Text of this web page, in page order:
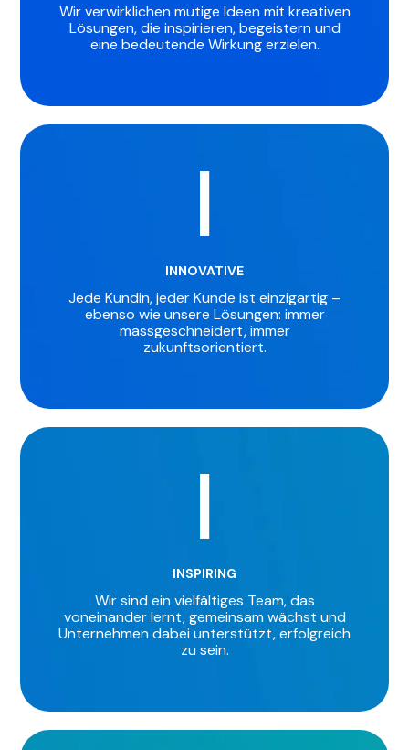
Wir verwirklichen mutige Ideen mit kreativen
Lösungen, die inspirieren, begeistern und
eine bedeutende Wirkung erzielen.
I
INNOVATIVE
Jede Kundin, jeder Kunde ist einzigartig –
ebenso wie unsere Lösungen: immer
massgeschneidert, immer
zukunftsorientiert.
I
INSPIRING
Wir sind ein vielfältiges Team, das
voneinander lernt, gemeinsam wächst und
Unternehmen dabei unterstützt, erfolgreich
zu sein.